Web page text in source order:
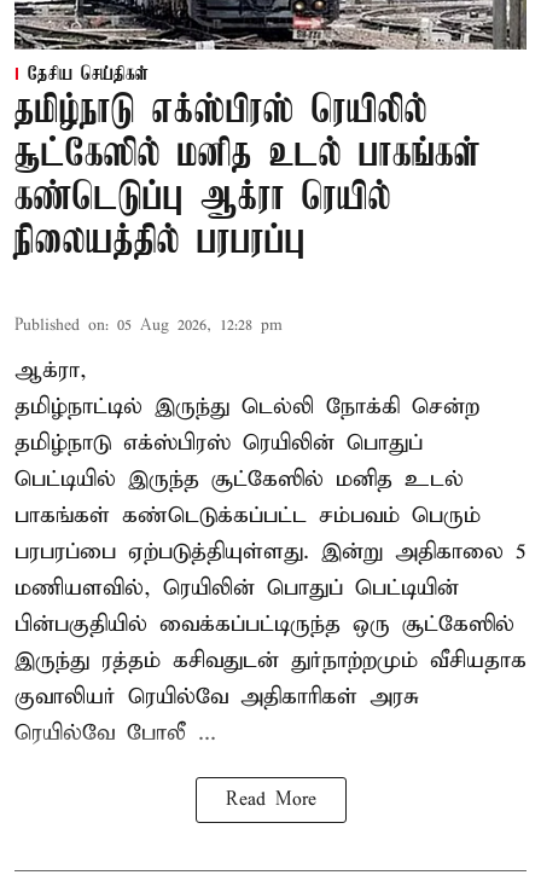
தேசிய செய்திகள்
தமிழ்நாடு எக்ஸ்பிரஸ் ரெயிலில்
சூட்கேஸில் மனித உடல் பாகங்கள்
கண்டெடுப்பு ஆக்ரா ரெயில்
நிலையத்தில் பரபரப்பு
Published on: 05 Aug 2026, 12:28 pm
ஆக்ரா,
தமிழ்நாட்டில் இருந்து டெல்லி நோக்கி சென்ற
தமிழ்நாடு எக்ஸ்பிரஸ் ரெயிலின் பொதுப்
பெட்டியில் இருந்த சூட்கேஸில் மனித உடல்
பாகங்கள் கண்டெடுக்கப்பட்ட சம்பவம் பெரும்
பரபரப்பை ஏற்படுத்தியுள்ளது. இன்று அதிகாலை 5
மணியளவில், ரெயிலின் பொதுப் பெட்டியின்
பின்பகுதியில் வைக்கப்பட்டிருந்த ஒரு சூட்கேஸில்
இருந்து ரத்தம் கசிவதுடன் துர்நாற்றமும் வீசியதாக
குவாலியர் ரெயில்வே அதிகாரிகள் அரசு
ரெயில்வே போலீ ...
Read More